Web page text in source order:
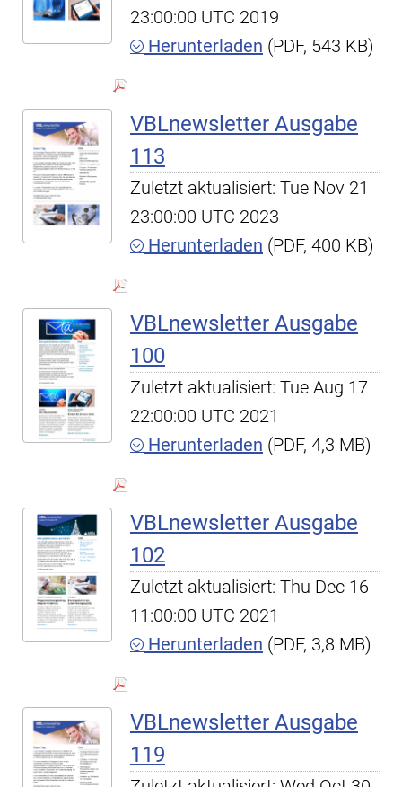
23:00:00 UTC 2019
Herunterladen (PDF, 543 KB)
VBLnewsletter Ausgabe
113
Zuletzt aktualisiert: Tue Nov 21
23:00:00 UTC 2023
Herunterladen (PDF, 400 KB)
VBLnewsletter Ausgabe
100
Zuletzt aktualisiert: Tue Aug 17
22:00:00 UTC 2021
Herunterladen (PDF, 4,3 MB)
VBLnewsletter Ausgabe
102
Zuletzt aktualisiert: Thu Dec 16
11:00:00 UTC 2021
Herunterladen (PDF, 3,8 MB)
VBLnewsletter Ausgabe
119